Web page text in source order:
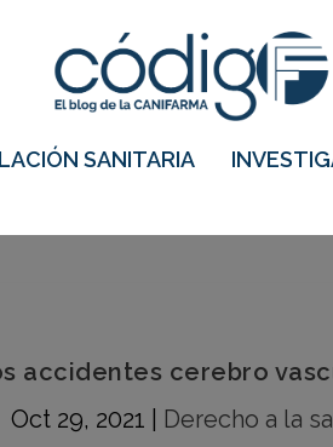
SANITARIA
accidentes cerebro
Oct 29, 2021
Derecho a la